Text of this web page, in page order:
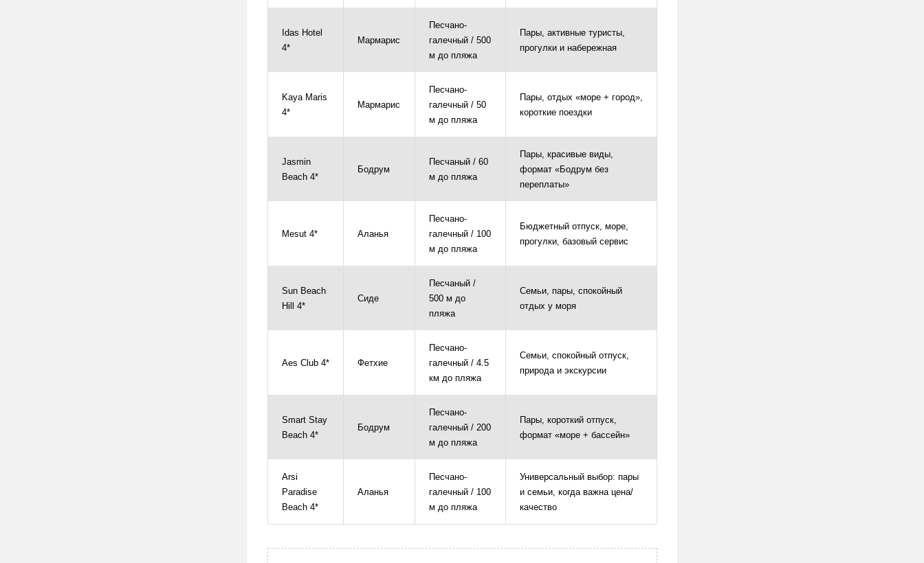
Idas Hotel
4*
Мармарис
Песчано-
галечный / 500
м до пляжа
Пары, активные туристы,
прогулки и набережная
Kaya Maris
4*
Мармарис
Песчано-
галечный / 50
м до пляжа
Пары, отдых «море + город»,
короткие поездки
Jasmin
Beach 4*
Бодрум
Песчаный / 60
м до пляжа
Пары, красивые виды,
формат «Бодрум без
переплаты»
Mesut 4* Аланья
Песчано-
галечный / 100
м до пляжа
Бюджетный отпуск, море,
прогулки, базовый сервис
Sun Beach
Hill 4*
Сиде
Песчаный /
500 м до
пляжа
Семьи, пары, спокойный
отдых у моря
Aes Club 4* Фетхие
Песчано-
галечный / 4.5
км до пляжа
Семьи, спокойный отпуск,
природа и экскурсии
Smart Stay
Beach 4*
Бодрум
Песчано-
галечный / 200
м до пляжа
Пары, короткий отпуск,
формат «море + бассейн»
Arsi
Paradise
Beach 4*
Аланья
Песчано-
галечный / 100
м до пляжа
Универсальный выбор: пары
и семьи, когда важна цена/
качество